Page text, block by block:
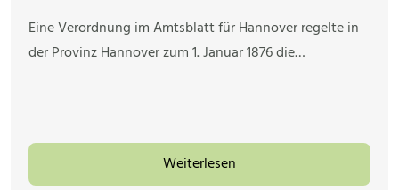
Eine Verordnung im Amtsblatt für Hannover regelte in
der Provinz Hannover zum 1. Januar 1876 die…
Weiterlesen